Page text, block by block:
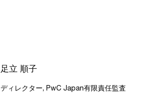
足立 順子
ディレクター, PwC Japan有限責任監査